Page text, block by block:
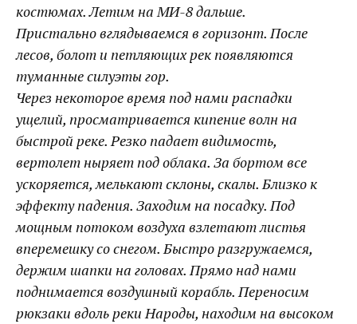
костюмах. Летим на МИ-8 дальше.
Пристально вглядываемся в горизонт. После
лесов, болот и петляющих рек появляются
туманные силуэты гор.
Через некоторое время под нами распадки
ущелий, просматривается кипение волн на
быстрой реке. Резко падает видимость,
вертолет ныряет под облака. За бортом все
ускоряется, мелькают склоны, скалы. Близко к
эффекту падения. Заходим на посадку. Под
мощным потоком воздуха взлетают листья
вперемешку со снегом. Быстро разгружаемся,
держим шапки на головах. Прямо над нами
поднимается воздушный корабль. Переносим
рюкзаки вдоль реки Народы, находим на высоком